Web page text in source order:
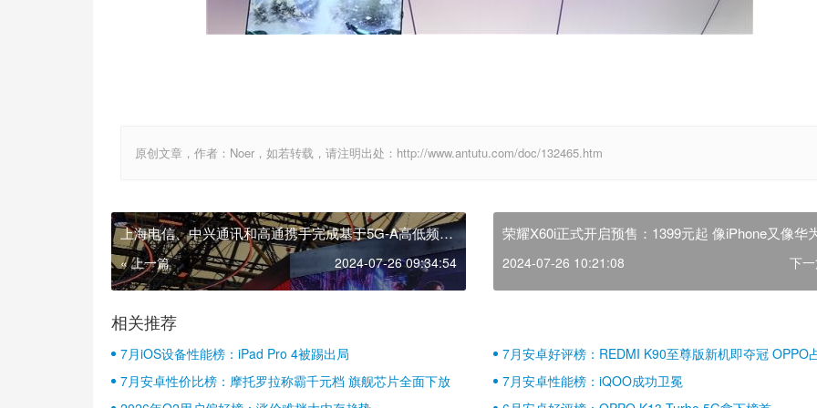
原创文章，作者：Noer，如若转载，请注明出处：http://www.antutu.com/doc/132465.htm
上海电信、中兴通讯和高通携手完成基于5G-A高低频
NR-DC专网的多路并发VR业务演示
« 上一篇 2024-07-26 09:34:54
荣耀X60i正式开启预售：1399元起 像iPhone又像华
2024-07-26 10:21:08 下
相关推荐
7月iOS设备性能榜：iPad Pro 4被踢出局
7月安卓好评榜：REDMI K90至尊版新机即夺冠 OPPO
壁江山
7月安卓性价比榜：摩托罗拉称霸千元档 旗舰芯片全面下放
7月安卓性能榜：iQOO成功卫冕